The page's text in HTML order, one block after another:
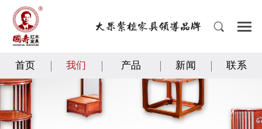
首页 我们 产品 新闻 联系